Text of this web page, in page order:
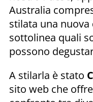
Australia
stilata una nuova
sottolinea quali
possono
A stilarla è stato
sito web che